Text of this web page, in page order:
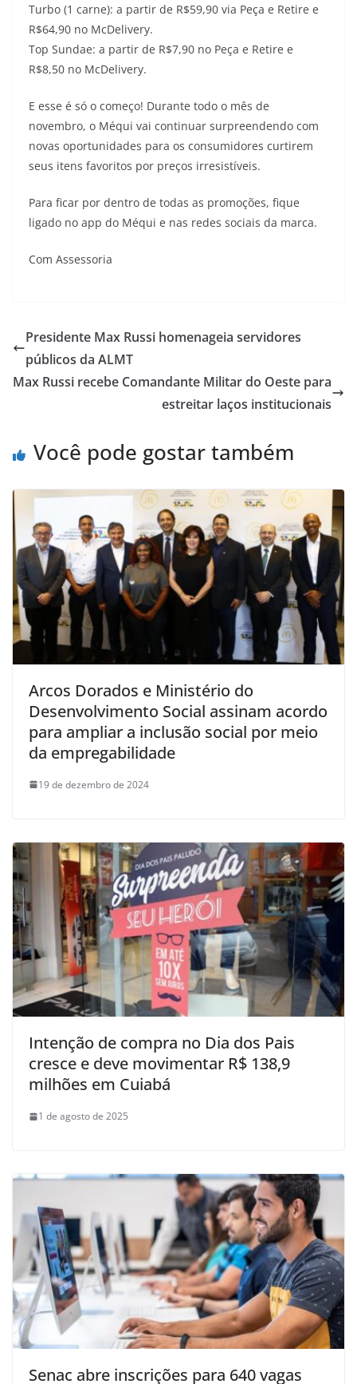
Turbo (1 carne): a partir de R$59,90 via Peça e Retire e
R$64,90 no McDelivery.
Top Sundae: a partir de R$7,90 no Peça e Retire e
R$8,50 no McDelivery.
E esse é só o começo! Durante todo o mês de
novembro, o Méqui vai continuar surpreendendo com
novas oportunidades para os consumidores curtirem
seus itens favoritos por preços irresistíveis.
Para ficar por dentro de todas as promoções, fique
ligado no app do Méqui e nas redes sociais da marca.
Com Assessoria
Presidente Max Russi homenageia servidores
públicos da ALMT
Max Russi recebe Comandante Militar do Oeste para
estreitar laços institucionais
Você pode gostar também
Arcos Dorados e Ministério do
Desenvolvimento Social assinam acordo
para ampliar a inclusão social por meio
da empregabilidade
19 de dezembro de 2024
Intenção de compra no Dia dos Pais
cresce e deve movimentar R$ 138,9
milhões em Cuiabá
1 de agosto de 2025
Senac abre inscrições para 640 vagas